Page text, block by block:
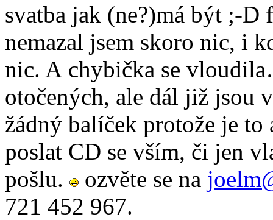
svatba jak (ne?)má být ;-D
nemazal jsem skoro nic, i
nic. A chybička se
otočených, ale dál již jsou
žádný balíček protože je
poslat CD se vším, či jen
pošlu.
ozvěte se na
721 452 967.